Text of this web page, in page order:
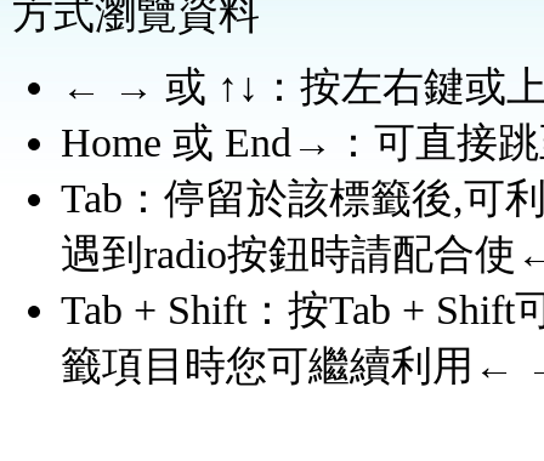
方式瀏覽資料
← → 或 ↑↓：按左右鍵或
Home 或 End→：可直接
Tab：停留於該標籤後,可
遇到radio按鈕時請配合
Tab + Shift：按Tab +
籤項目時您可繼續利用←